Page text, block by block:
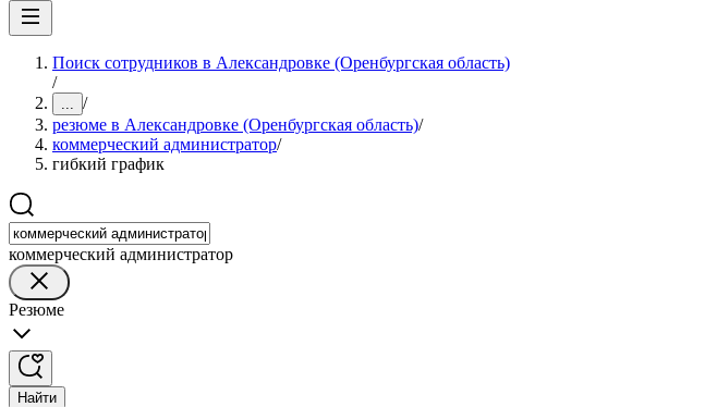
Поиск сотрудников в Александровке (Оренбургская область)
/
... /
резюме в Александровке (Оренбургская область)/
коммерческий администратор/
гибкий график
коммерческий администратор
Резюме
Найти